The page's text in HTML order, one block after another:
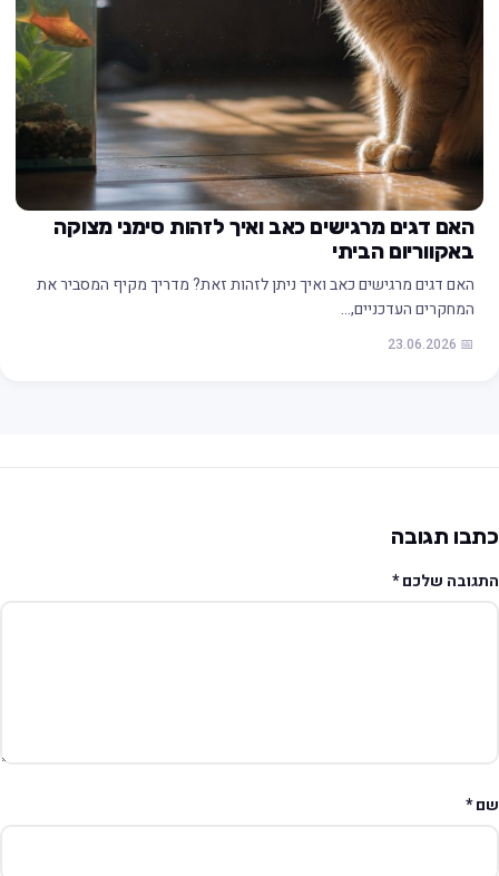
האם דגים מרגישים כאב ואיך לזהות סימני מצוקה
באקווריום הביתי
האם דגים מרגישים כאב ואיך ניתן לזהות זאת? מדריך מקיף המסביר את
המחקרים העדכניים,…
📅 23.06.2026
תגובה
שלכם*
*